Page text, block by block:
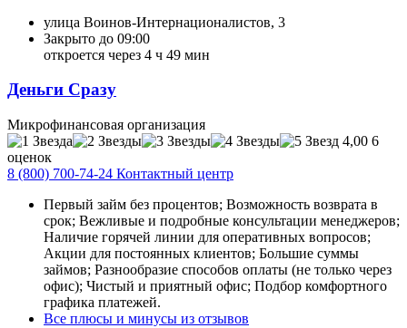
улица Воинов-Интернационалистов, 3
Закрыто до 09:00
откроется через 4 ч 49 мин
Деньги Сразу
Микрофинансовая организация
4,00 6
оценок
8 (800) 700-74-24 Контактный центр
Первый займ без процентов; Возможность возврата в
срок; Вежливые и подробные консультации менеджеров;
Наличие горячей линии для оперативных вопросов;
Акции для постоянных клиентов; Большие суммы
займов; Разнообразие способов оплаты (не только через
офис); Чистый и приятный офис; Подбор комфортного
графика платежей.
Все плюсы и минусы из отзывов